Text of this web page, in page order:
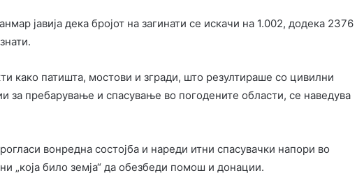
јавија дека бројот на загинати се искачи на 1.002, додека 2376
како патишта, мостови и згради, што резултираше со цивилни
за пребарување и спасување во погодените области, се наведува
вонредна состојба и нареди итни спасувачки напори во
„која било земја“ да обезбеди помош и донации.